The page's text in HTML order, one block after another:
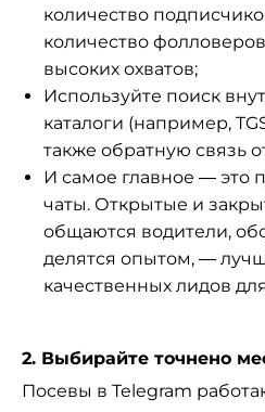
количество
количество
высоких охватов;
Используйте поиск
каталоги (например,
также обратную связь
И самое главное — это
чаты. Открытые и
общаются водители,
делятся опытом, —
качественных лидов
2. Выбирайте точнено
Посевы в Telegram